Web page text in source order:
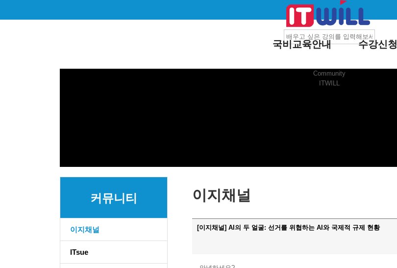
국비교육안내 수강신청
Community
ITWILL
커뮤니티
이지채널
ITsue
이지채널
[이지채널] AI의 두 얼굴: 선거를 위협하는 AI와 국제적 규제 현황